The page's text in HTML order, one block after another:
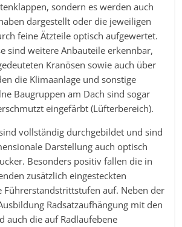
sondern es werden auch
dargestellt oder die jeweiligen
feine Ätzteile optisch aufgewertet.
sind weitere Anbauteile erkennbar,
Kranösen sowie auch über
die Klimaanlage und sonstige
Baugruppen am Dach sind sogar
eingefärbt (Lüfterbereich).
vollständig durchgebildet und sind
Darstellung auch optisch
Besonders positiv fallen die in
zusätzlich eingesteckten
Führerstandstrittstufen auf. Neben der
Radsatzaufhängung mit den
auch die auf Radlaufebene